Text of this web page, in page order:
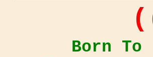
Born To